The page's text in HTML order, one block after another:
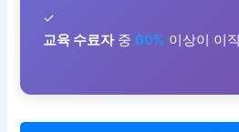
✓
교육 수료자중 60% 이상이 이